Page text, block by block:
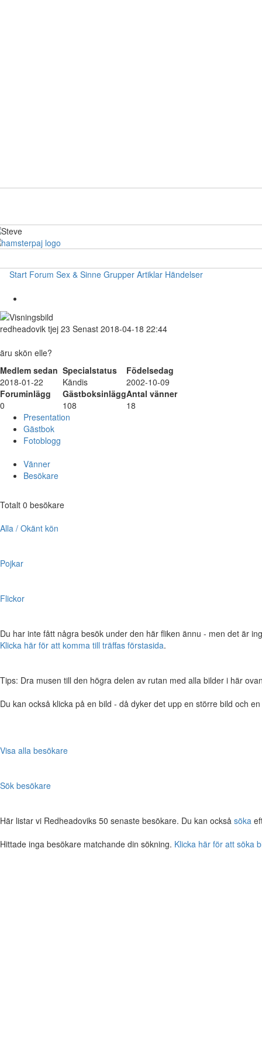
Start Forum Sex & Sinne Grupper Artiklar Händelser
redheadovik tjej 23 Senast 2018-04-18 22:44
äru skön elle?
Medlem sedan Specialstatus
Födelsedag
2018-01-22
Kändis
2002-10-09
Foruminlägg
GästboksinläggAntal vänner
0
108
18
Presentation
Gästbok
Fotoblogg
Vänner
Besökare
Totalt 0 besökare
Alla / Okänt kön
Pojkar
Flickor
Du har inte fått några besök under den här fliken ännu - men det är
Klicka här för att komma till träffas förstasida.
Tips: Dra musen till den högra delen av rutan med alla bilder i här
Du kan också klicka på en bild - då dyker det upp en större bild och
Visa alla besökare
Sök besökare
Här listar vi Redheadoviks 50 senaste besökare. Du kan också söka
Hittade inga besökare matchande din sökning. Klicka här för att söka